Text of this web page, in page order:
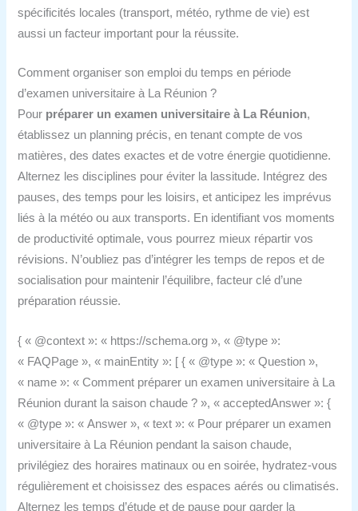
spécificités locales (transport, météo, rythme de vie) est
aussi un facteur important pour la réussite.
Comment organiser son emploi du temps en période
d’examen universitaire à La Réunion ?
Pour préparer un examen universitaire à La Réunion,
établissez un planning précis, en tenant compte de vos
matières, des dates exactes et de votre énergie quotidienne.
Alternez les disciplines pour éviter la lassitude. Intégrez des
pauses, des temps pour les loisirs, et anticipez les imprévus
liés à la météo ou aux transports. En identifiant vos moments
de productivité optimale, vous pourrez mieux répartir vos
révisions. N’oubliez pas d’intégrer les temps de repos et de
socialisation pour maintenir l’équilibre, facteur clé d’une
préparation réussie.
{ « @context »: « https://schema.org », « @type »:
« FAQPage », « mainEntity »: [ { « @type »: « Question »,
« name »: « Comment préparer un examen universitaire à La
Réunion durant la saison chaude ? », « acceptedAnswer »: {
« @type »: « Answer », « text »: « Pour préparer un examen
universitaire à La Réunion pendant la saison chaude,
privilégiez des horaires matinaux ou en soirée, hydratez-vous
régulièrement et choisissez des espaces aérés ou climatisés.
Alternez les temps d’étude et de pause pour garder la